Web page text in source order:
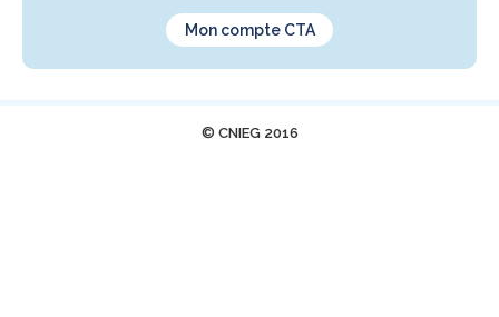
Mon compte CTA
© CNIEG 2016